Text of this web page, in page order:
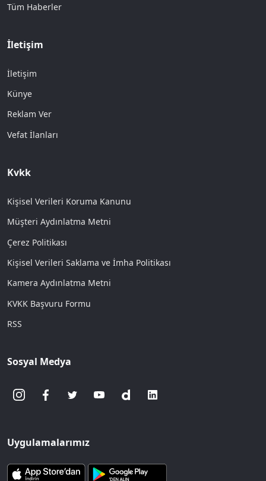
Tüm Haberler
İletişim
İletişim
Künye
Reklam Ver
Vefat İlanları
Kvkk
Kişisel Verileri Koruma Kanunu
Müşteri Aydınlatma Metni
Çerez Politikası
Kişisel Verileri Saklama ve İmha Politikası
Kamera Aydınlatma Metni
KVKK Başvuru Formu
RSS
Sosyal Medya
Uygulamalarımız